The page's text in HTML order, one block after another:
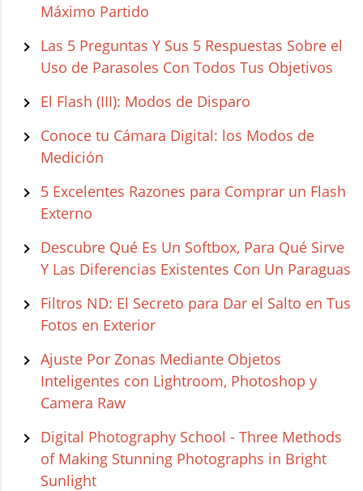
Máximo Partido
Las 5 Preguntas Y Sus 5 Respuestas Sobre el
Uso de Parasoles Con Todos Tus Objetivos
El Flash (III): Modos de Disparo
Conoce tu Cámara Digital: los Modos de
Medición
5 Excelentes Razones para Comprar un Flash
Externo
Descubre Qué Es Un Softbox, Para Qué Sirve
Y Las Diferencias Existentes Con Un Paraguas
Filtros ND: El Secreto para Dar el Salto en Tus
Fotos en Exterior
Ajuste Por Zonas Mediante Objetos
Inteligentes con Lightroom, Photoshop y
Camera Raw
Digital Photography School - Three Methods
of Making Stunning Photographs in Bright
Sunlight